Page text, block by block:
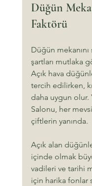
Düğün
Faktörü
Düğün
şartları mutlaka
Açık hava
tercih edilirken,
daha uygun olur.
Salonu, her
çiftlerin yanında.
Açık alan
içinde olmak
vadileri ve tarihi
için harika fonlar